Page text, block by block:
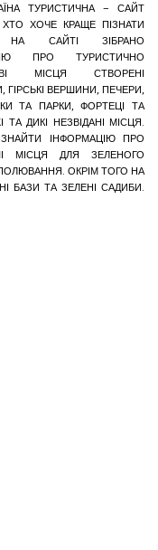
ТУРИСТИЧНА – САЙТ
ХОЧЕ КРАЩЕ ПІЗНАТИ
НА САЙТІ ЗІБРАНО
ПРО ТУРИСТИЧНО
МІСЦЯ СТВОРЕНІ
ВЕРШИНИ, ПЕЧЕРИ,
ТА ПАРКИ, ФОРТЕЦІ ТА
ДИКІ НЕЗВІДАНІ МІСЦЯ.
ІНФОРМАЦІЮ ПРО
МІСЦЯ ДЛЯ ЗЕЛЕНОГО
ОКРІМ ТОГО НА
БАЗИ ТА ЗЕЛЕНІ САДИБИ.